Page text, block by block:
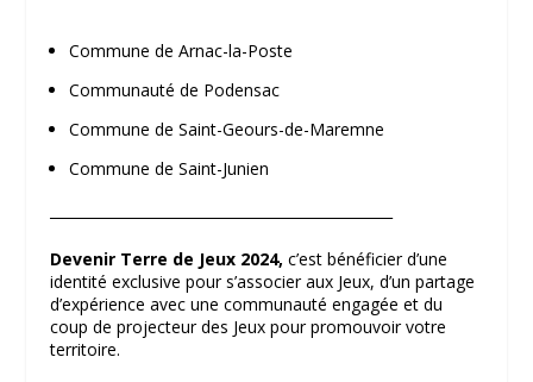
Commune de Arnac-la-Poste
Communauté de Podensac
Commune de Saint-Geours-de-Maremne
Commune de Saint-Junien
Devenir Terre de Jeux 2024, c’est bénéficier d’une
identité exclusive pour s’associer aux Jeux, d’un partage
d’expérience avec une communauté engagée et du
coup de projecteur des Jeux pour promouvoir votre
territoire.